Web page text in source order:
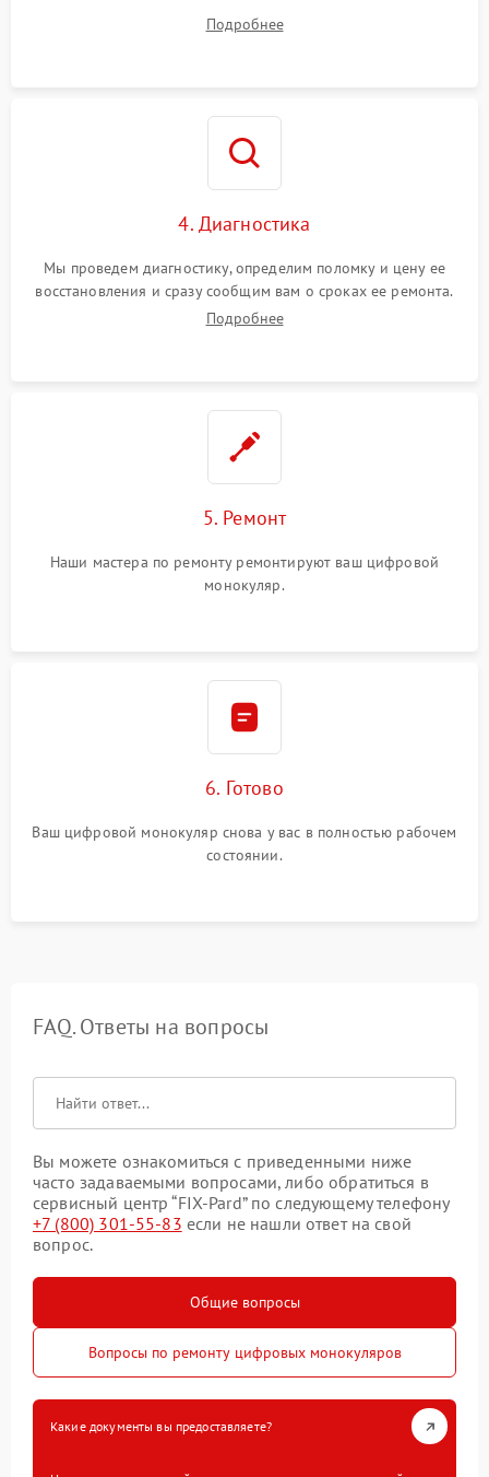
Подробнее
4. Диагностика
Мы проведем диагностику, определим поломку и цену ее
восстановления и сразу сообщим вам о сроках ее ремонта.
Подробнее
5. Ремонт
Наши мастера по ремонту ремонтируют ваш цифровой
монокуляр.
6. Готово
Ваш цифровой монокуляр снова у вас в полностью рабочем
состоянии.
FAQ. Ответы на вопросы
Вы можете ознакомиться с приведенными ниже
часто задаваемыми вопросами, либо обратиться в
сервисный центр “FIX-Pard” по следующему телефону
+7 (800) 301-55-83 если не нашли ответ на свой
вопрос.
Общие вопросы
Вопросы по ремонту цифровых монокуляров
Какие документы вы предоставляете?